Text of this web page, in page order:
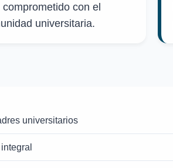
con el
universitaria.
universitarios